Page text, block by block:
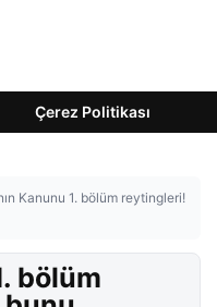
Çerez Politikası
Kanunu 1. bölüm reytingleri!
bölüm